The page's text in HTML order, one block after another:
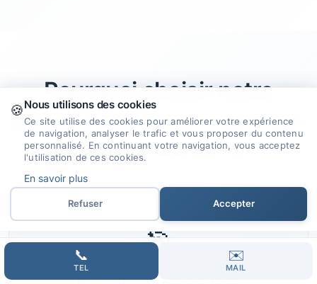
Pourquoi choisir notre
agence pour créer votre site
internet à Saint-Pere ?
🎯
📞
TEL
✉️
MAIL
🍪Nous utilisons des cookies
Ce site utilise des cookies pour améliorer votre expérience
de navigation, analyser le trafic et vous proposer du contenu
personnalisé. En continuant votre navigation, vous acceptez
l'utilisation de ces cookies.
En savoir plus
Refuser Accepter